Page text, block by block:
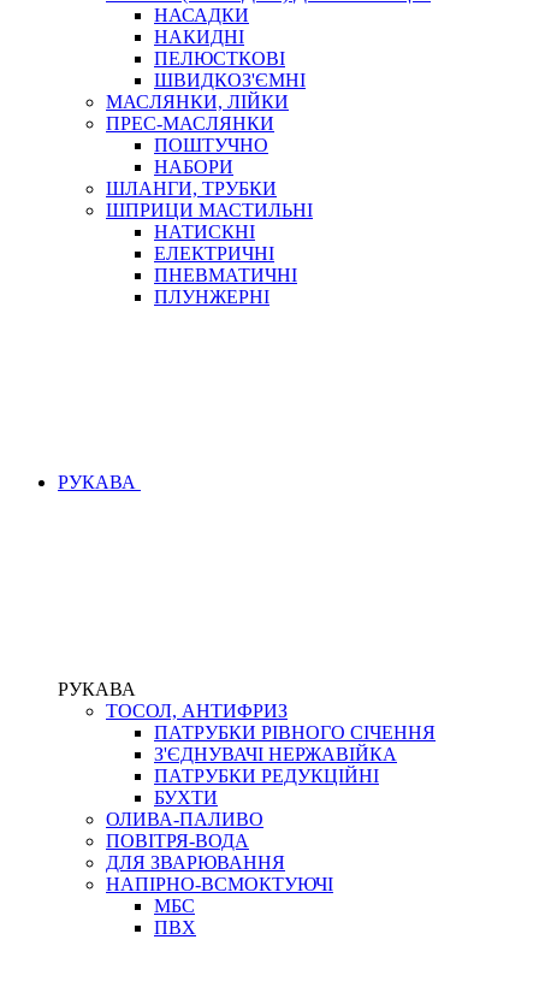
НАСАДКИ
НАКИДНІ
ПЕЛЮСТКОВІ
ШВИДКОЗ'ЄМНІ
МАСЛЯНКИ, ЛІЙКИ
ПРЕС-МАСЛЯНКИ
ПОШТУЧНО
НАБОРИ
ШЛАНГИ, ТРУБКИ
ШПРИЦИ МАСТИЛЬНІ
НАТИСКНІ
ЕЛЕКТРИЧНІ
ПНЕВМАТИЧНІ
ПЛУНЖЕРНІ
РУКАВА
РУКАВА
ТОСОЛ, АНТИФРИЗ
ПАТРУБКИ РІВНОГО СІЧЕННЯ
З'ЄДНУВАЧІ НЕРЖАВІЙКА
ПАТРУБКИ РЕДУКЦІЙНІ
БУХТИ
ОЛИВА-ПАЛИВО
ПОВІТРЯ-ВОДА
ДЛЯ ЗВАРЮВАННЯ
НАПІРНО-ВСМОКТУЮЧІ
МБС
ПВХ